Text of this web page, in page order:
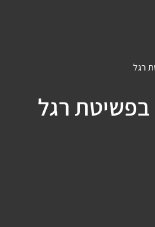
רגל
בפשיטת רגל